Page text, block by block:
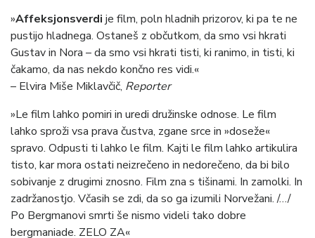
»Affeksjonsverdi je film, poln hladnih prizorov, ki pa te ne
pustijo hladnega. Ostaneš z občutkom, da smo vsi hkrati
Gustav in Nora – da smo vsi hkrati tisti, ki ranimo, in tisti, ki
čakamo, da nas nekdo končno res vidi.«
– Elvira Miše Miklavčič, Reporter
»Le film lahko pomiri in uredi družinske odnose. Le film
lahko sproži vsa prava čustva, zgane srce in »doseže«
spravo. Odpusti ti lahko le film. Kajti le film lahko artikulira
tisto, kar mora ostati neizrečeno in nedorečeno, da bi bilo
sobivanje z drugimi znosno. Film zna s tišinami. In zamolki. In
zadržanostjo. Včasih se zdi, da so ga izumili Norvežani. /…/
Po Bergmanovi smrti še nismo videli tako dobre
bergmaniade. ZELO ZA«